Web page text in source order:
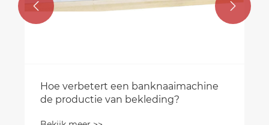
 